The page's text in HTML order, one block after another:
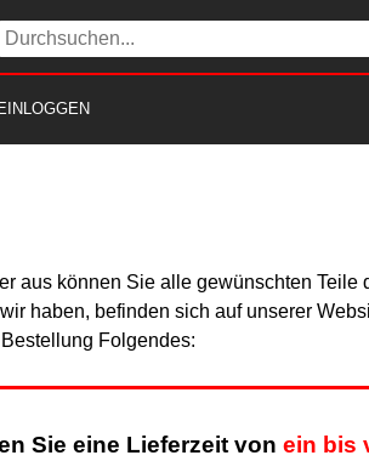
EINLOGGEN
aus können Sie alle gewünschten
haben, befinden sich auf unserer
Folgendes:
Sie eine Lieferzeit von ein bis